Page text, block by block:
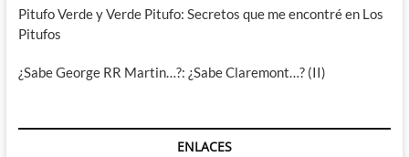
Pitufo Verde y Verde Pitufo: Secretos que me encontré en Los
Pitufos
¿Sabe George RR Martin…?: ¿Sabe Claremont…? (II)
ENLACES